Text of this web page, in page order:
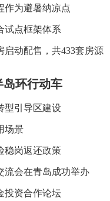
作为避暑纳凉点
试点框架体系
动配售，共433套房源
岛环行动车
型引导区建设
场景
稳岗返还政策
流会在青岛成功举办
投资合作论坛